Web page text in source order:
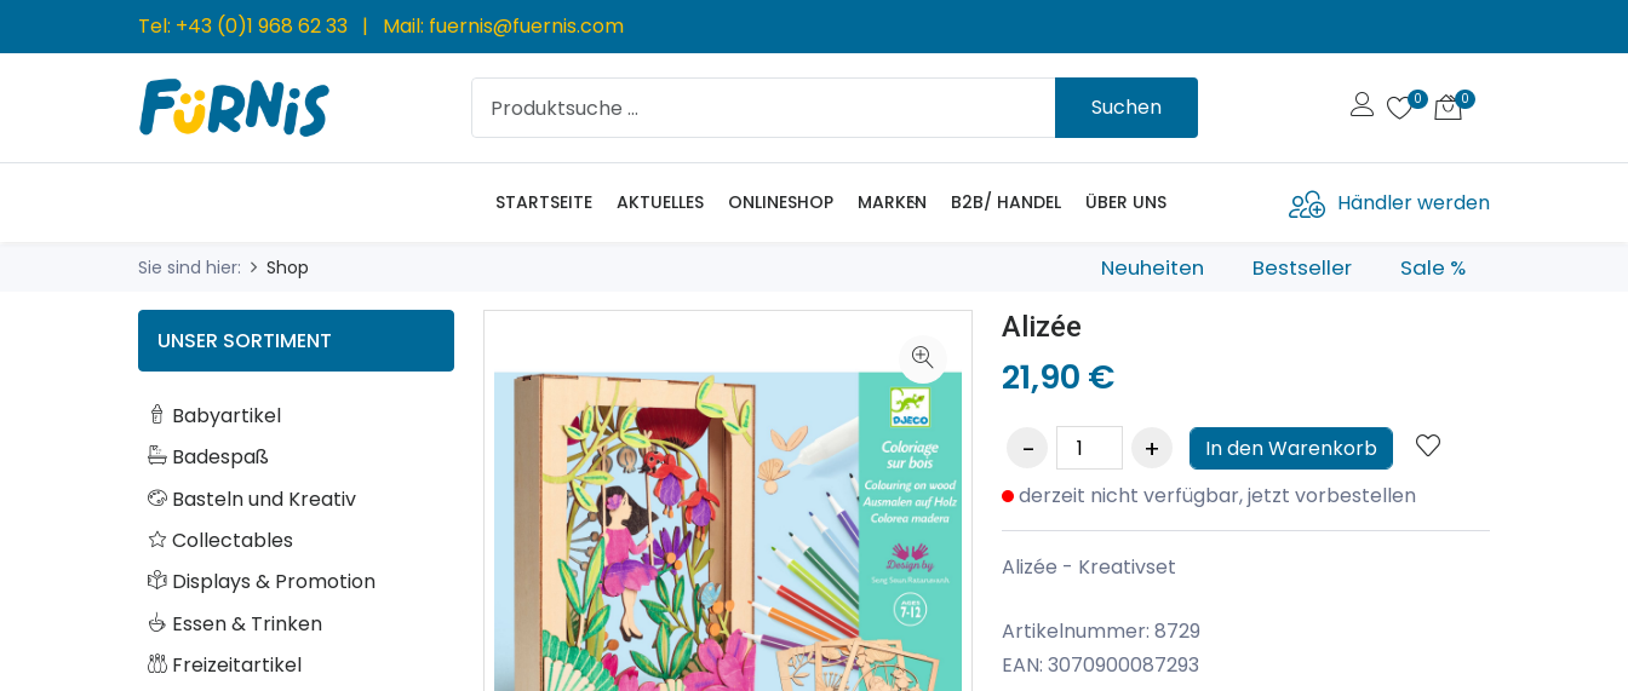
Tel: +43 (0)1 968 62 33 | Mail: fuernis@fuernis.com
Suchen
STARTSEITE AKTUELLES ONLINESHOP MARKEN B2B/ HANDEL ÜBER UNS Händler werden
Sie sind hier: Shop Neuheiten Bestseller Sale %
UNSER SORTIMENT
Babyartikel
Badespaß
Basteln und Kreativ
Collectables
Displays & Promotion
Essen & Trinken
Freizeitartikel
Alizée
21,90 €
In den Warenkorb
derzeit nicht verfügbar, jetzt vorbestellen
Alizée - Kreativset
Artikelnummer: 8729
EAN: 3070900087293